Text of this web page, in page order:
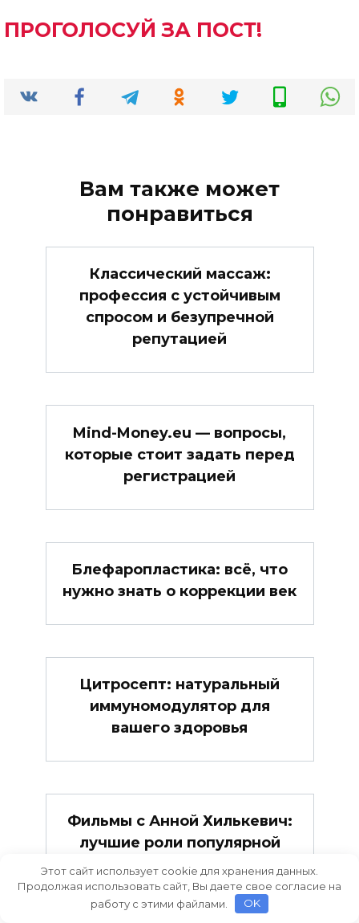
ПРОГОЛОСУЙ ЗА ПОСТ!
Вам также может
понравиться
Классический массаж:
профессия с устойчивым
спросом и безупречной
репутацией
Mind-Money.eu — вопросы,
которые стоит задать перед
регистрацией
Блефаропластика: всё, что
нужно знать о коррекции век
Цитросепт: натуральный
иммуномодулятор для
вашего здоровья
Фильмы с Анной Хилькевич:
лучшие роли популярной
актрисы
Этот сайт использует cookie для хранения данных.
Продолжая использовать сайт, Вы даете свое согласие на
работу с этими файлами.
OK